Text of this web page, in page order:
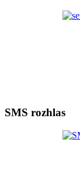
SMS rozhlas